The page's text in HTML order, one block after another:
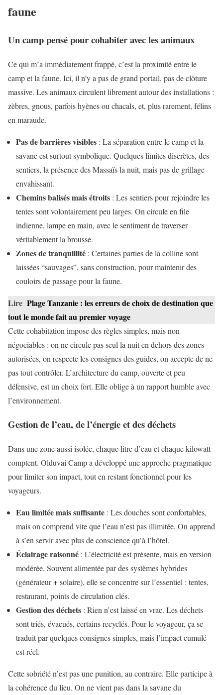
faune
Un camp pensé pour cohabiter avec les animaux
Ce qui m’a immédiatement frappé, c’est la proximité entre le
camp et la faune. Ici, il n’y a pas de grand portail, pas de clôture
massive. Les animaux circulent librement autour des installations :
zèbres, gnous, parfois hyènes ou chacals, et, plus rarement, félins
en maraude.
Pas de barrières visibles : La séparation entre le camp et la
savane est surtout symbolique. Quelques limites discrètes, des
sentiers, la présence des Massaïs la nuit, mais pas de grillage
envahissant.
Chemins balisés mais étroits : Les sentiers pour rejoindre les
tentes sont volontairement peu larges. On circule en file
indienne, lampe en main, avec le sentiment de traverser
véritablement la brousse.
Zones de tranquillité : Certaines parties de la colline sont
laissées “sauvages”, sans construction, pour maintenir des
couloirs de passage pour la faune.
Lire Plage Tanzanie : les erreurs de choix de destination que
tout le monde fait au premier voyage
Cette cohabitation impose des règles simples, mais non
négociables : on ne circule pas seul la nuit en dehors des zones
autorisées, on respecte les consignes des guides, on accepte de ne
pas tout contrôler. L’architecture du camp, ouverte et peu
défensive, est un choix fort. Elle oblige à un rapport humble avec
l’environnement.
Gestion de l’eau, de l’énergie et des déchets
Dans une zone aussi isolée, chaque litre d’eau et chaque kilowatt
comptent. Olduvai Camp a développé une approche pragmatique
pour limiter son impact, tout en restant fonctionnel pour les
voyageurs.
Eau limitée mais suffisante : Les douches sont confortables,
mais on comprend vite que l’eau n’est pas illimitée. On apprend
à s’en servir avec plus de conscience qu’à l’hôtel.
Éclairage raisonné : L’électricité est présente, mais en version
modérée. Souvent alimentée par des systèmes hybrides
(générateur + solaire), elle se concentre sur l’essentiel : tentes,
restaurant, points de circulation clés.
Gestion des déchets : Rien n’est laissé en vrac. Les déchets
sont triés, évacués, certains recyclés. Pour le voyageur, ça se
traduit par quelques consignes simples, mais l’impact cumulé
est réel.
Cette sobriété n’est pas une punition, au contraire. Elle participe à
la cohérence du lieu. On ne vient pas dans la savane du